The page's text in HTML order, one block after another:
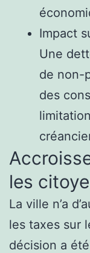
Impact
Une
de non-
des
les
La ville n’a
les taxes sur
décision a